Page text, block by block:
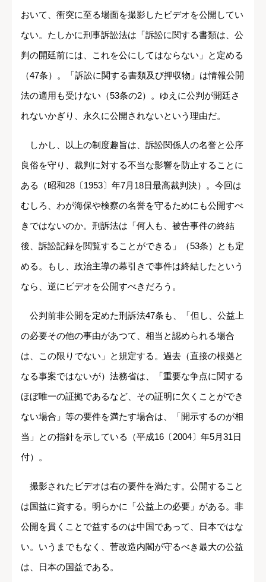
おいて、衝突に至る場面を撮影したビデオを公開してい
ない。たしかに刑事訴訟法は「訴訟に関する書類は、公
判の開廷前には、これを公にしてはならない」と定める
（47条）。「訴訟に関する書類及び押収物」は情報公開
法の適用も受けない（53条の2）。ゆえに公判が開廷さ
れないかぎり、永久に公開されないという理由だ。
しかし、以上の制度趣旨は、訴訟関係人の名誉と公序
良俗を守り、裁判に対する不当な影響を防止することに
ある（昭和28〔1953〕年7月18日最高裁判決）。今回は
むしろ、わが海保や検察の名誉を守るためにも公開すべ
きではないのか。刑訴法は「何人も、被告事件の終結
後、訴訟記録を閲覧することができる」（53条）とも定
める。もし、政治主導の幕引きで事件は終結したという
なら、逆にビデオを公開すべきだろう。
公判前非公開を定めた刑訴法47条も、「但し、公益上
の必要その他の事由があつて、相当と認められる場合
は、この限りでない」と規定する。過去（直接の根拠と
なる事案ではないが）法務省は、「重要な争点に関する
ほぼ唯一の証拠であるなど、その証明に欠くことができ
ない場合」等の要件を満たす場合は、「開示するのが相
当」との指針を示している（平成16〔2004〕年5月31日
付）。
撮影されたビデオは右の要件を満たす。公開すること
は国益に資する。明らかに「公益上の必要」がある。非
公開を貫くことで益するのは中国であって、日本ではな
い。いうまでもなく、菅改造内閣が守るべき最大の公益
は、日本の国益である。